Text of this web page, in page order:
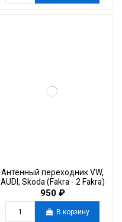
Антенный переходник VW,
AUDI, Skoda (Fakra - 2 Fakra)
950 ₽
В корзину